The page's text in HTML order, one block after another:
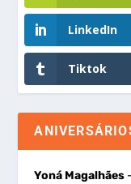
LinkedIn
Tiktok
Yoná Magalhães